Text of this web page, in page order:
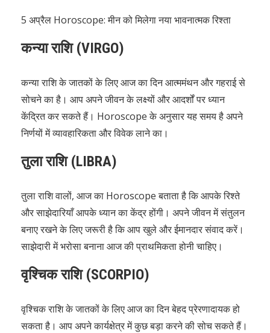
5 अप्रैल Horoscope: मीन को मिलेगा नया भावनात्मक रिश्ता
कन्या राशि (VIRGO)
कन्या राशि के जातकों के लिए आज का दिन आत्ममंथन और गहराई से
सोचने का है। आप अपने जीवन के लक्ष्यों और आदर्शों पर ध्यान
केंद्रित कर सकते हैं। Horoscope के अनुसार यह समय है अपने
निर्णयों में व्यावहारिकता और विवेक लाने का।
तुला राशि (LIBRA)
तुला राशि वालों, आज का Horoscope बताता है कि आपके रिश्ते
और साझेदारियाँ आपके ध्यान का केंद्र होंगी। अपने जीवन में संतुलन
बनाए रखने के लिए जरूरी है कि आप खुले और ईमानदार संवाद करें।
साझेदारी में भरोसा बनाना आज की प्राथमिकता होनी चाहिए।
वृश्चिक राशि (SCORPIO)
वृश्चिक राशि के जातकों के लिए आज का दिन बेहद प्रेरणादायक हो
सकता है। आप अपने कार्यक्षेत्र में कुछ बड़ा करने की सोच सकते हैं।